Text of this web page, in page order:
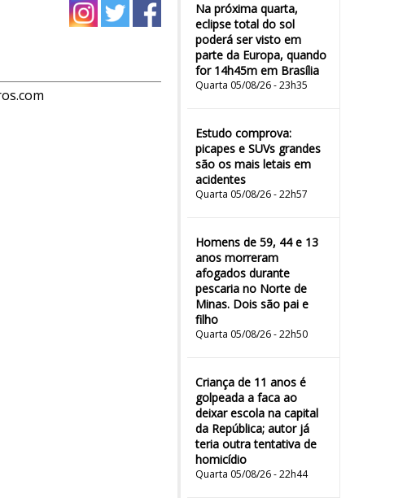
Na próxima quarta,
eclipse total do sol
poderá ser visto em
parte da Europa, quando
for 14h45m em Brasília
Quarta 05/08/26 - 23h35
Estudo comprova:
picapes e SUVs grandes
são os mais letais em
acidentes
Quarta 05/08/26 - 22h57
Homens de 59, 44 e 13
anos morreram
afogados durante
pescaria no Norte de
Minas. Dois são pai e
filho
Quarta 05/08/26 - 22h50
Criança de 11 anos é
golpeada a faca ao
deixar escola na capital
da República; autor já
teria outra tentativa de
homicídio
Quarta 05/08/26 - 22h44